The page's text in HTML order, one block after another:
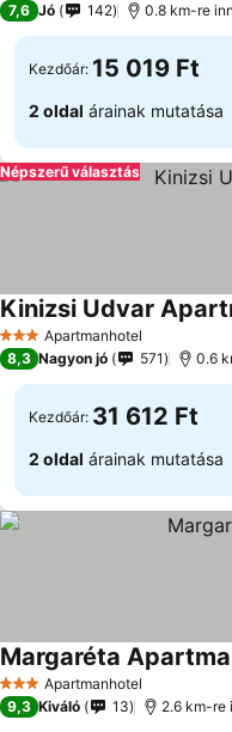
7,6 Jó 142 0.8 km-re
Kezdőár: 15 019 Ft
2 oldal árainak mutatása
Népszerű választás
3 KategóriaApartmanhotel
Kinizsi Udvar
8,3 Nagyon jó 571 0.6
Kezdőár: 31 612 Ft
2 oldal árainak mutatása
3 KategóriaApartmanhotel
Margaréta
9,3 Kiváló 13 2.6 km-re